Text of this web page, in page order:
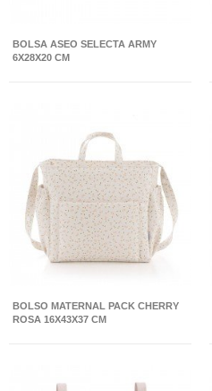
BOLSA ASEO SELECTA ARMY
6X28X20 CM
BOLSO MATERNAL PACK CHERRY
ROSA 16X43X37 CM